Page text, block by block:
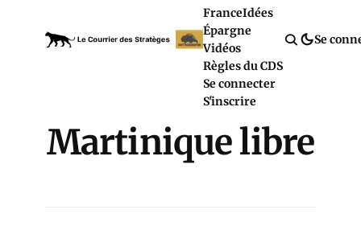
FranceIdées
Épargne
Vidéos
Règles du CDS
Se connecter
S'inscrire
Se
Martinique libre